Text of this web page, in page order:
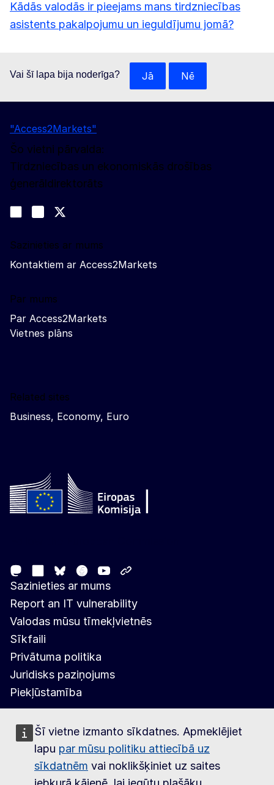
Šī vietne izmanto sīkdatnes. Apmeklējiet
lapu par mūsu politiku attiecībā uz
sīkdatnēm vai noklikšķiniet uz saites
Kādās valodās ir pieejams mans tirdzniecības
asistents pakalpojumu un ieguldījumu jomā?
Vai šī lapa bija noderīga? Jā Nē
"Access2Markets"
Šo vietni pārvalda:
Tirdzniecības un ekonomiskās drošības
ģenerāldirektorāts
Join us on LinkedIn
Trade-Off podcast
Sazinieties ar mums
Kontaktiem ar Access2Markets
Par mums
Par Access2Markets
Vietnes plāns
Related sites
Business, Economy, Euro
MastodonLinkedIn
Bluesky
Facebook
Youtube
Sazinieties ar mums
Report an IT vulnerability
Valodas mūsu tīmekļvietnēs
Sīkfaili
Privātuma politika
Juridisks paziņojums
Piekļūstamība